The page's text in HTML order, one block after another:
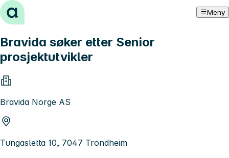
Hopp til innhold Meny
Bravida søker etter Senior
prosjektutvikler
Bravida Norge AS
Tungasletta 10, 7047 Trondheim